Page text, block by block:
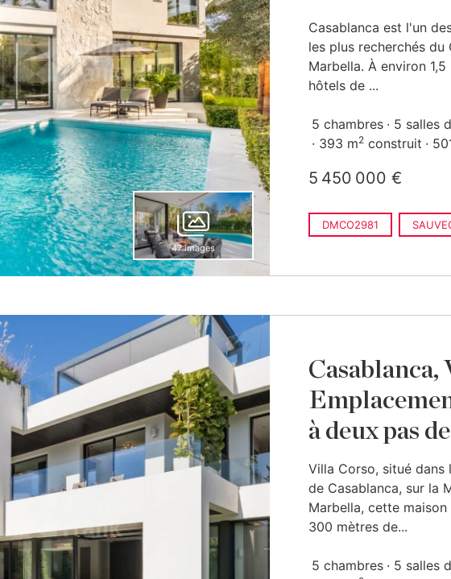
47 images
Casablanca est l'un
les plus recherchés du
Marbella. À environ
hôtels de ...
5 chambres
5 salles
393 m2 construit
5 450 000 €
DMCO2981
à deux pas
Villa Corso, situé
de Casablanca, sur la
Marbella, cette
300 mètres de...
5 chambres
5 salles